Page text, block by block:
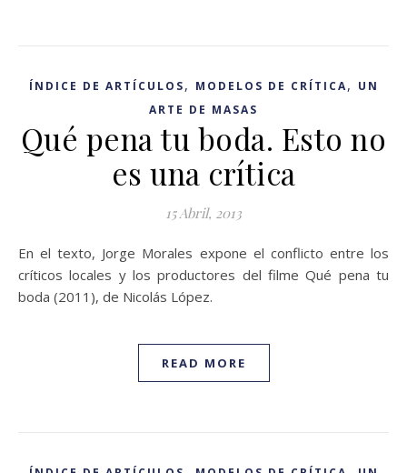
ÍNDICE DE ARTÍCULOS, MODELOS DE CRÍTICA, UN
ARTE DE MASAS
Qué pena tu boda. Esto no
es una crítica
15 Abril, 2013
En el texto, Jorge Morales expone el conflicto entre los
críticos locales y los productores del filme Qué pena tu
boda (2011), de Nicolás López.
READ MORE